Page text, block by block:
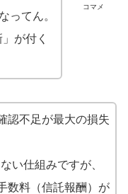
コマメ
ってん。
が付く
認不足が最大の損失
い仕組みですが、
数料（信託報酬）が